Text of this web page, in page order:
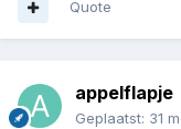
Quote
appelflapje
Geplaatst: 31